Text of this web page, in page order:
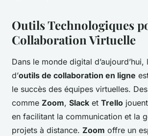
Outils Technologiques
Collaboration Virtuelle
Dans le monde digital d’aujourd’hui,
d’outils de collaboration en ligne
le succès des équipes virtuelles.
comme Zoom, Slack et Trello
en facilitant la communication et la
projets à distance. Zoom offre un